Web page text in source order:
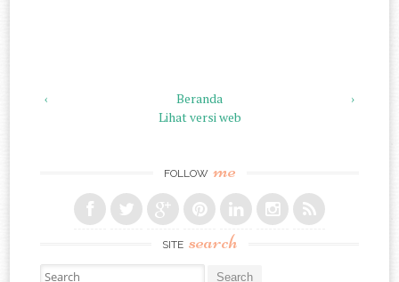
‹ ›
Beranda
Lihat versi web
FOLLOW me
SITE search
Search for: